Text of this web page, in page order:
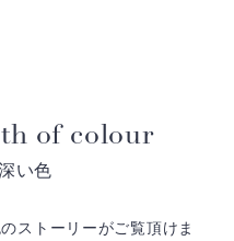
of colour
い色
ストーリーがご覧頂けま